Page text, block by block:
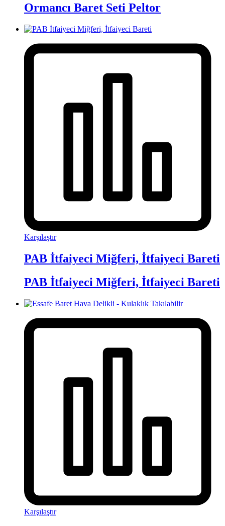
Ormancı Baret Seti Peltor
Karşılaştır
PAB İtfaiyeci Miğferi, İtfaiyeci Bareti
PAB İtfaiyeci Miğferi, İtfaiyeci Bareti
Karşılaştır